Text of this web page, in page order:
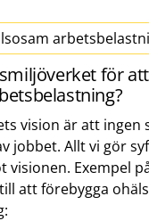
för
vision är att ingen
jobbet. Allt vi gör
visionen. Exempel
att förebygga